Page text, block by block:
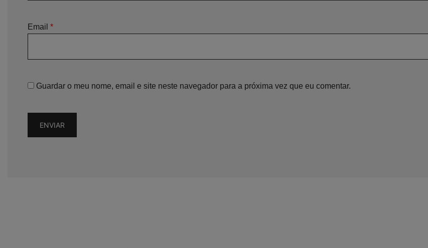
Email *
Guardar o meu nome, email e site neste navegador para a próxima vez que eu comentar.